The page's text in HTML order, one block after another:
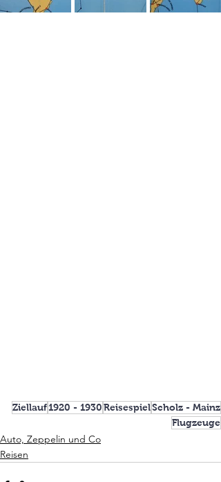
Ziellauf1920 - 1930ReisespielScholz - Mainz
Flugzeuge
Auto, Zeppelin und Co
Reisen